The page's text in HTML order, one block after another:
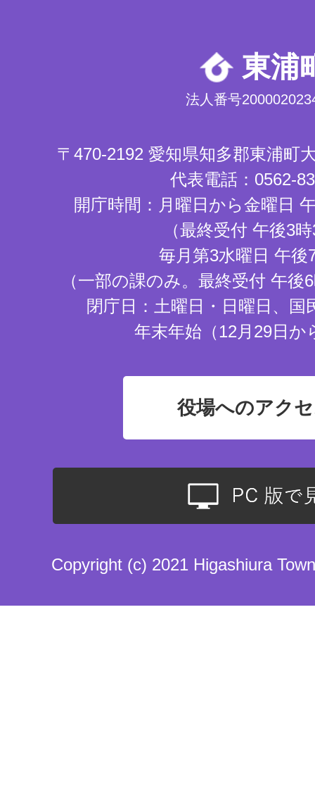
東浦
法人番号
〒470-2192 愛知県知多郡東浦町
代表電話：0562-
開庁時間：月曜日から金曜日
（最終受付 午後3
毎月第3水曜日 午後
（一部の課のみ。最終受付 午
閉庁日：土曜日・日曜日、国
年末年始（12月29日か
役場へのアク
Copyright (c) 2021 Higashiura